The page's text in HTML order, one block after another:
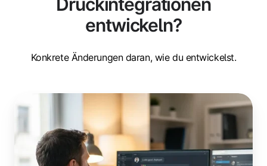
Druckintegrationen
entwickeln?
Konkrete Änderungen daran, wie du entwickelst.